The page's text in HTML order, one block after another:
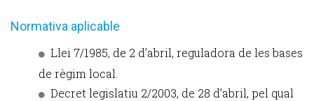
Normativa aplicable
Llei 7/1985, de 2 d’abril, reguladora de les bases
de règim local.
Decret legislatiu 2/2003, de 28 d’abril, pel qual